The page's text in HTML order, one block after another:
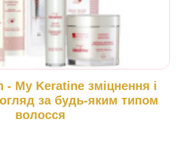
- My Keratinе зміцнення і
за будь-яким типом
волосся